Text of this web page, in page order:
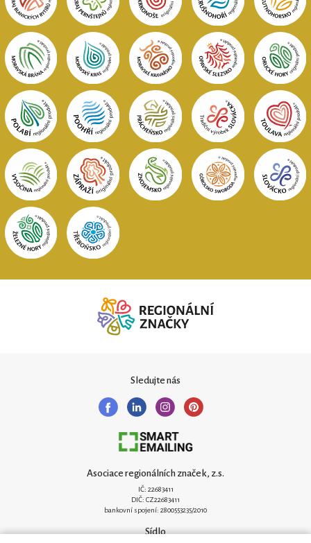
Sledujte nás
Asociace regionálních značek, z.s.
IČ: 22683411
DIČ: CZ22683411
bankovní spojení: 2800553235/2010
Sídlo